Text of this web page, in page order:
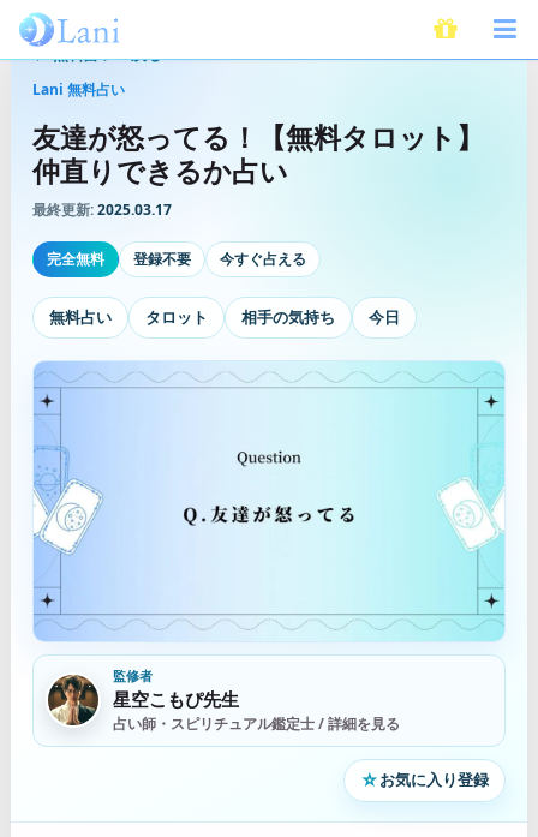
Lani 無料占い
友達が怒ってる！【無料タロット】
仲直りできるか占い
最終更新:2025.03.17
完全無料 登録不要 今すぐ占える
無料占い タロット 相手の気持ち 今日
監修者
星空こもぴ先生
占い師・スピリチュアル鑑定士 / 詳細を見る
☆お気に入り登録